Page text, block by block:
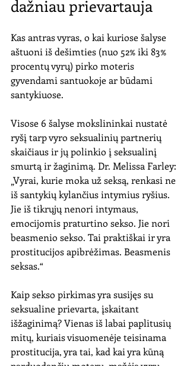
dažniau prievartauja
Kas antras vyras, o kai kuriose šalyse
aštuoni iš dešimties (nuo 52% iki 83%
procentų vyrų) pirko moteris
gyvendami santuokoje ar būdami
santykiuose.
Visose 6 šalyse mokslininkai nustatė
ryšį tarp vyro seksualinių partnerių
skaičiaus ir jų polinkio į seksualinį
smurtą ir žaginimą. Dr. Melissa Farley:
„Vyrai, kurie moka už seksą, renkasi ne
iš santykių kylančius intymius ryšius.
Jie iš tikrųjų nenori intymaus,
emocijomis praturtino sekso. Jie nori
beasmenio sekso. Tai praktiškai ir yra
prostitucijos apibrėžimas. Beasmenis
seksas.“
Kaip sekso pirkimas yra susijęs su
seksualine prievarta, įskaitant
išžaginimą? Vienas iš labai paplitusių
mitų, kuriais visuomenėje teisinama
prostitucija, yra tai, kad kai yra kūną